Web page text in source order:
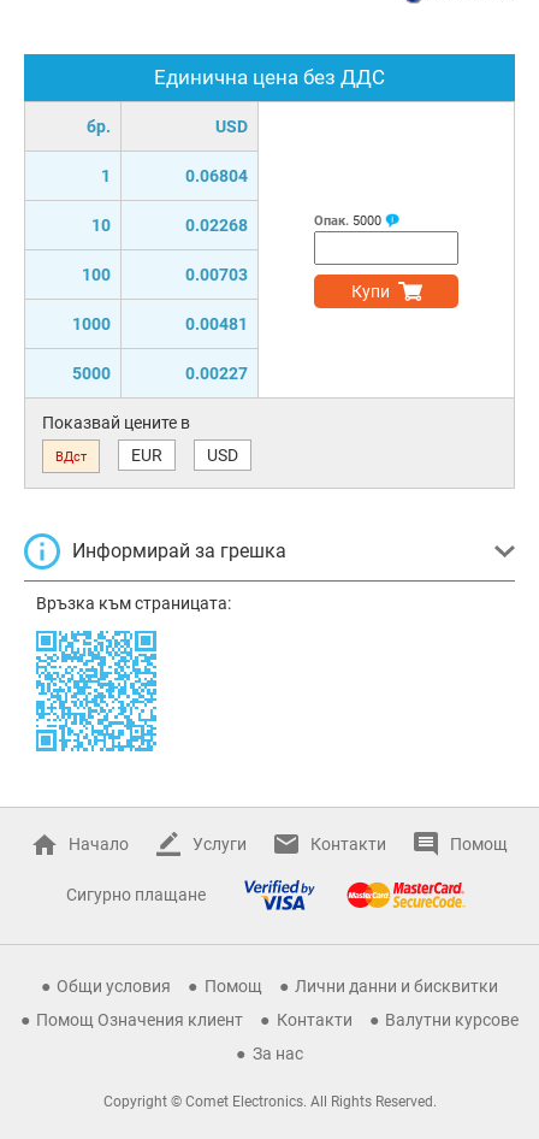
Единична цена без ДДС
бр. USD
1 0.06804
10 0.02268
100 0.00703
1000 0.00481
5000 0.00227
Опак. 5000
Купи
Показвай цените в
ВДст EUR USD
Информирай за грешка
Връзка към страницата:
Начало Услуги Контакти Помощ
Сигурно плащане
Общи условия Помощ
Лични данни и бисквитки
Помощ Означения клиент
Контакти
Валутни курсове
За нас
Copyright © Comet Electronics. All Rights Reserved.